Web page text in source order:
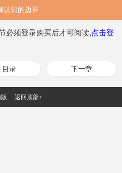
认知的边界
必须登录购买后才可阅读,点击登
目录 下一章
返回顶部↑